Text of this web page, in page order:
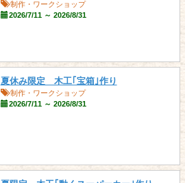
制作・ワークショップ
2026/7/11 ～ 2026/8/31
夏休み限定 木工｢宝箱｣作り
制作・ワークショップ
2026/7/11 ～ 2026/8/31